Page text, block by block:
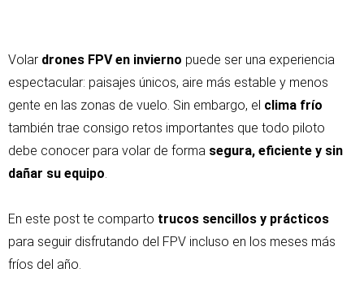
Volar drones FPV en invierno puede ser una experiencia
espectacular: paisajes únicos, aire más estable y menos
gente en las zonas de vuelo. Sin embargo, el clima frío
también trae consigo retos importantes que todo piloto
debe conocer para volar de forma segura, eficiente y sin
dañar su equipo.
En este post te comparto trucos sencillos y prácticos
para seguir disfrutando del FPV incluso en los meses más
fríos del año.